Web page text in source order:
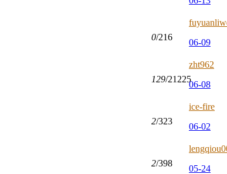
0/216
06-09
129/21225
zht962
06-08
2/323
ice-fire
06-02
2/398
05-24